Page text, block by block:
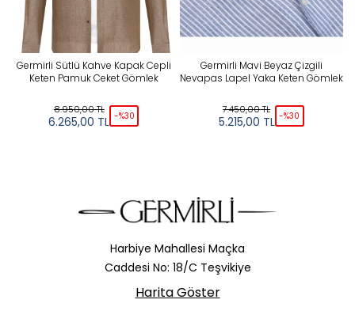
Germirli Sütlü Kahve Kapak Cepli
Keten Pamuk Ceket Gömlek
8.950,00TL
6.265,00 TL -%30
Germirli Mavi Beyaz Çizgili
Nevapas Lapel Yaka Keten Gömlek
7.450,00TL
5.215,00 TL -%30
Harbiye Mahallesi Maçka
Caddesi No: 18/C Teşvikiye
Harita Göster